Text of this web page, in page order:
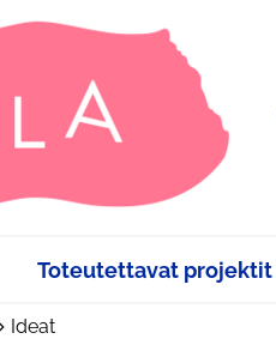
Toteutettavat projektit
Ideat